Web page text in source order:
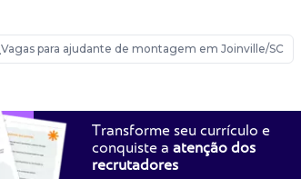
Vagas para ajudante de montagem em Joinville/SC
Transforme seu currículo e
conquiste a atenção dos
recrutadores